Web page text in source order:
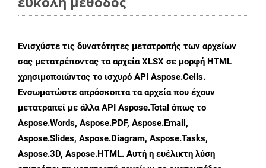
Ενισχύστε τις δυνατότητες μετατροπής των αρχείων
σας μετατρέποντας τα αρχεία XLSX σε μορφή HTML
χρησιμοποιώντας το ισχυρό API Aspose.Cells.
Ενσωματώστε απρόσκοπτα τα αρχεία που έχουν
μετατραπεί με άλλα API Aspose.Total όπως το
Aspose.Words, Aspose.PDF, Aspose.Email,
Aspose.Slides, Aspose.Diagram, Aspose.Tasks,
Aspose.3D, Aspose.HTML. Αυτή η ευέλικτη λύση